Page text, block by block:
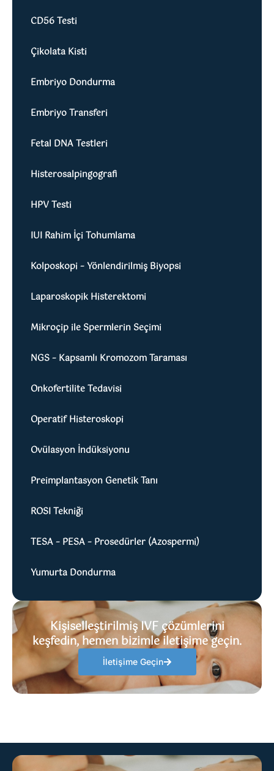
CD56 Testi
Çikolata Kisti
Embriyo Dondurma
Embriyo Transferi
Fetal DNA Testleri
Histerosalpingografi
HPV Testi
IUI Rahim İçi Tohumlama
Kolposkopi – Yönlendirilmiş Biyopsi
Laparoskopik Histerektomi
Mikroçip ile Spermlerin Seçimi
NGS – Kapsamlı Kromozom Taraması
Onkofertilite Tedavisi
Operatif Histeroskopi
Ovülasyon İndüksiyonu
Preimplantasyon Genetik Tanı
ROSI Tekniği
TESA – PESA – Prosedürler (Azospermi)
Yumurta Dondurma
Kişiselleştirilmiş IVF çözümlerini
keşfedin, hemen bizimle iletişime geçin.
İletişime Geçin